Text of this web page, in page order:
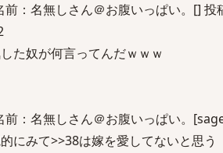
前：名無しさん＠お腹いっぱい。[]
た奴が何言ってんだｗｗｗ
前：名無しさん＠お腹いっぱい。
にみて>>38は嫁を愛してないと思う